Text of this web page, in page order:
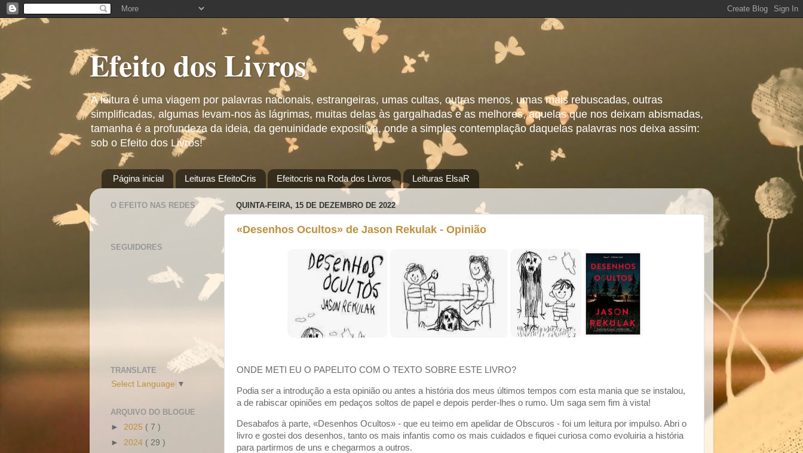
Efeito dos Livros
A leitura é uma viagem por palavras nacionais, estrangeiras, umas cultas, outras menos, umas mais rebuscadas, outras
simplificadas, algumas levam-nos às lágrimas, muitas delas às gargalhadas e as melhores, aquelas que nos deixam abismadas,
tamanha é a profundeza da ideia, da genuinidade expositiva, onde a simples contemplação daquelas palavras nos deixa assim:
sob o Efeito dos Livros!
Página inicial Leituras EfeitoCris Efeitocris na Roda dos Livros Leituras ElsaR
QUINTA-FEIRA, 15 DE DEZEMBRO DE 2022
«Desenhos Ocultos» de Jason Rekulak - Opinião
ONDE METI EU O PAPELITO COM O TEXTO SOBRE ESTE LIVRO?
Podia ser a introdução a esta opinião ou antes a história dos meus últimos tempos com esta mania que se instalou,
a de rabiscar opiniões em pedaços soltos de papel e depois perder-lhes o rumo. Um saga sem fim à vista!
Desabafos à parte, «Desenhos Ocultos» - que eu teimo em apelidar de Obscuros - foi um leitura por impulso. Abri o
livro e gostei dos desenhos, tanto os mais infantis como os mais cuidados e fiquei curiosa como evoluiria a história
para partirmos de uns e chegarmos a outros.
O EFEITO NAS REDES
SEGUIDORES
TRANSLATE
Select Language ▼
ARQUIVO DO BLOGUE
► 2025 ( 7 )
► 2024 ( 29 )